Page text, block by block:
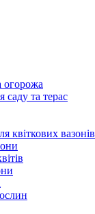
огорожа
саду та терас
квіткових вазонів